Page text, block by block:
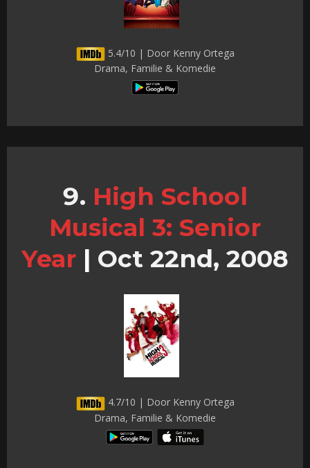
5.4/10 | Door Kenny Ortega
Drama, Familie & Komedie
High School
Musical 3: Senior
Year | Oct 22nd, 2008
4.7/10 | Door Kenny Ortega
Drama, Familie & Komedie